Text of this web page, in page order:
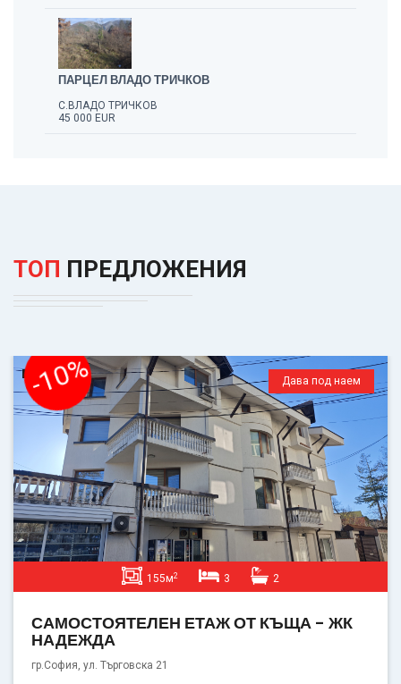
ПАРЦЕЛ ВЛАДО ТРИЧКОВ
С.ВЛАДО ТРИЧКОВ
45 000 EUR
ТОП ПРЕДЛОЖЕНИЯ
-10% Дава под наем
155м2 3 2
САМОСТОЯТЕЛЕН ЕТАЖ ОТ КЪЩА - ЖК
НАДЕЖДА
гр.София, ул. Търговска 21